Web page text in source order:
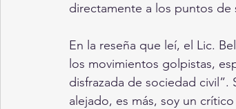
directamente a los puntos de
En la reseña que leí, el Lic.
los movimientos golpistas,
disfrazada de sociedad
alejado, es más, soy un